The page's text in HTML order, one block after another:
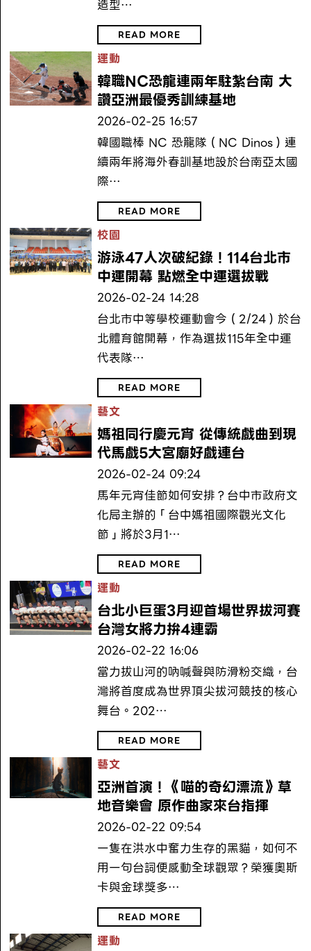
造型…
READ MORE
運動
韓職NC恐龍連兩年駐紮台南 大
讚亞洲最優秀訓練基地
2026-02-25 16:57
韓國職棒 NC 恐龍隊（NC Dinos）連
續兩年將海外春訓基地設於台南亞太國
際…
READ MORE
校園
游泳47人次破紀錄！114台北市
中運開幕 點燃全中運選拔戰
2026-02-24 14:28
台北市中等學校運動會今（2/24）於台
北體育館開幕，作為選拔115年全中運
代表隊…
READ MORE
藝文
媽祖同行慶元宵 從傳統戲曲到現
代馬戲5大宮廟好戲連台
2026-02-24 09:24
馬年元宵佳節如何安排？台中市政府文
化局主辦的「台中媽祖國際觀光文化
節」將於3月1…
READ MORE
運動
台北小巨蛋3月迎首場世界拔河賽
台灣女將力拚4連霸
2026-02-22 16:06
當力拔山河的吶喊聲與防滑粉交織，台
灣將首度成為世界頂尖拔河競技的核心
舞台。202…
READ MORE
藝文
亞洲首演！《喵的奇幻漂流》草
地音樂會 原作曲家來台指揮
2026-02-22 09:54
一隻在洪水中奮力生存的黑貓，如何不
用一句台詞便感動全球觀眾？榮獲奧斯
卡與金球獎多…
READ MORE
運動